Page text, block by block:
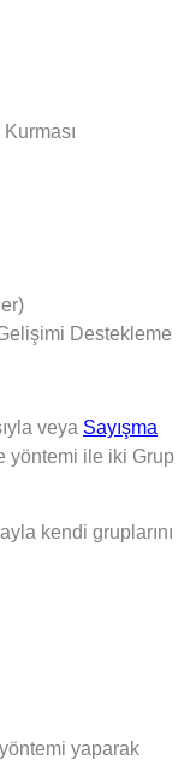
Destekleme
veya Sayışma
yöntemi ile iki Grup
kendi gruplarını
yöntemi yaparak